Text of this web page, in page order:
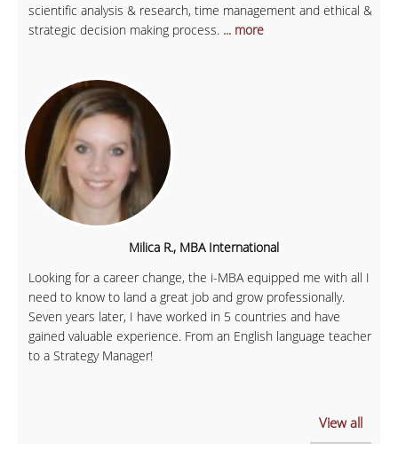
scientific analysis & research, time management and ethical &
strategic decision making process. ... more
Milica R., MBA International
Looking for a career change, the i-MBA equipped me with all I
need to know to land a great job and grow professionally.
Seven years later, I have worked in 5 countries and have
gained valuable experience. From an English language teacher
to a Strategy Manager!
View all